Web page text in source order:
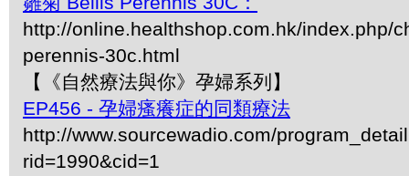
http://online.healthshop.com.hk/index.php/
perennis-30c.html
【《自然療法與你》孕婦系列】
EP456 - 孕婦瘙癢症的同類療法
http://www.sourcewadio.com/
rid=1990&cid=1